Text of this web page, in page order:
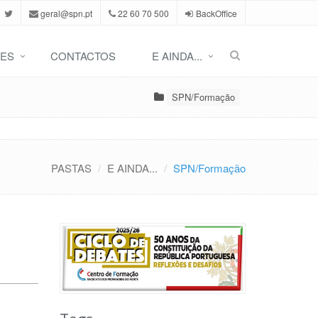
geral@spn.pt 22 60 70 500 BackOffice
CONTACTOS E AINDA...
SPN/Formação
PASTAS E AINDA... SPN/Formação